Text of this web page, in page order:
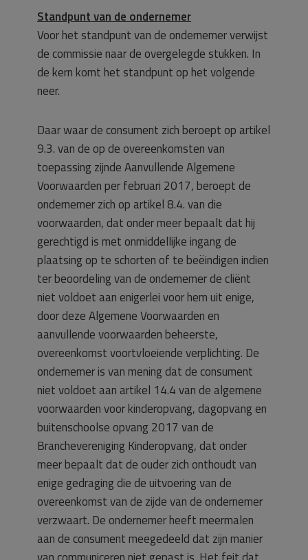
Standpunt van de ondernemer
Voor het standpunt van de ondernemer verwijst
de commissie naar de overgelegde stukken. In
de kern komt het standpunt op het volgende
neer.
Daar waar de consument zich beroept op artikel
9.3. van de op de overeenkomsten van
toepassing zijnde Aanvullende Algemene
Voorwaarden per februari 2017, beroept de
ondernemer zich op artikel 8.4. van die
voorwaarden, dat onder meer bepaalt dat hij
gerechtigd is met onmiddellijke ingang de
plaatsing op te schorten of te beëindigen indien
ter beoordeling van de ondernemer de cliënt
niet voldoet aan enigerlei voor hem uit enige,
door deze Algemene Voorwaarden en
aanvullende voorwaarden beheerste,
overeenkomst voortvloeiende verplichting. De
ondernemer is van mening dat de consument
niet voldoet aan artikel 14.4 van de algemene
voorwaarden voor kinderopvang, dagopvang en
buitenschoolse opvang 2017 van de
Branchevereniging Kinderopvang, dat onder
meer bepaalt dat de ouder zich onthoudt van
enige gedraging die de uitvoering van de
overeenkomst van de zijde van de ondernemer
verzwaart. De ondernemer heeft meermalen
aan de consument meegedeeld dat zijn manier